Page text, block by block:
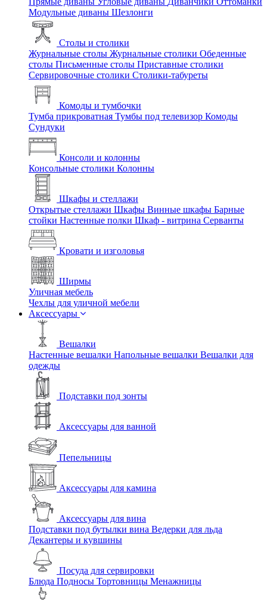
Модульные диваны Шезлонги
Столы и столики
Журнальные столы Журнальные столики Обеденные
столы Письменные столы Приставные столики
Сервировочные столики Столики-табуреты
Комоды и тумбочки
Тумба прикроватная Тумбы под телевизор Комоды
Сундуки
Консоли и колонны
Консольные столики Колонны
Шкафы и стеллажи
Открытые стеллажи Шкафы Винные шкафы Барные
стойки Настенные полки Шкаф - витрина Серванты
Кровати и изголовья
Ширмы
Уличная мебель
Чехлы для уличной мебели
Аксессуары
Вешалки
Настенные вешалки Напольные вешалки Вешалки для
одежды
Подставки под зонты
Аксессуары для ванной
Пепельницы
Аксессуары для камина
Аксессуары для вина
Подставки под бутылки вина Ведерки для льда
Декантеры и кувшины
Посуда для сервировки
Блюда Подносы Тортовницы Менажницы